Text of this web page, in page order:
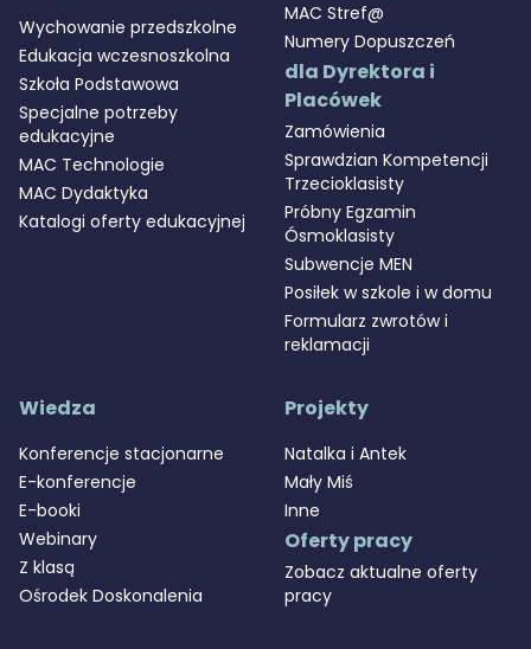
Wychowanie przedszkolne
Edukacja wczesnoszkolna
Szkoła Podstawowa
Specjalne potrzeby
edukacyjne
MAC Technologie
MAC Dydaktyka
Katalogi oferty edukacyjnej
MAC Stref@
Numery Dopuszczeń
dla Dyrektora i
Placówek
Zamówienia
Sprawdzian Kompetencji
Trzecioklasisty
Próbny Egzamin
Ósmoklasisty
Subwencje MEN
Posiłek w szkole i w domu
Formularz zwrotów i
reklamacji
Wiedza
Konferencje stacjonarne
E-konferencje
E-booki
Webinary
Z klasą
Ośrodek Doskonalenia
Projekty
Natalka i Antek
Mały Miś
Inne
Oferty pracy
Zobacz aktualne oferty
pracy